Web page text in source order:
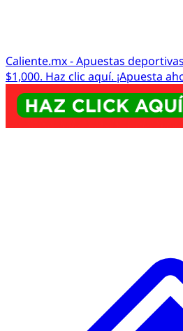
Caliente.mx - Apuestas
$1,000. Haz clic aquí. ¡Apuesta